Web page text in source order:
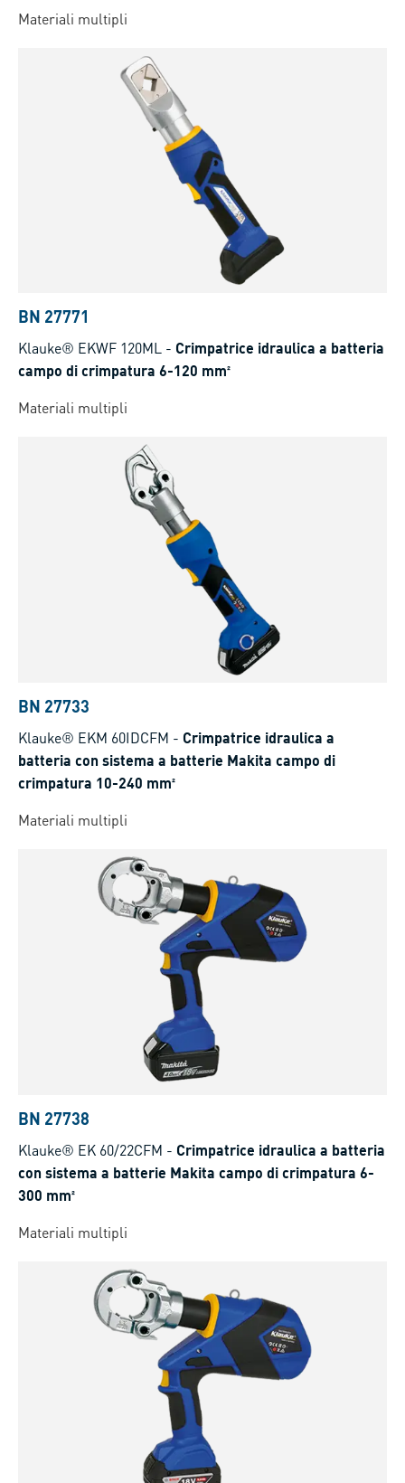
Materiali multipli
BN 27771
Klauke® EKWF 120ML - Crimpatrice idraulica a batteria
campo di crimpatura 6-120 mm²
Materiali multipli
BN 27733
Klauke® EKM 60IDCFM - Crimpatrice idraulica a
batteria con sistema a batterie Makita campo di
crimpatura 10-240 mm²
Materiali multipli
BN 27738
Klauke® EK 60/22CFM - Crimpatrice idraulica a batteria
con sistema a batterie Makita campo di crimpatura 6-
300 mm²
Materiali multipli